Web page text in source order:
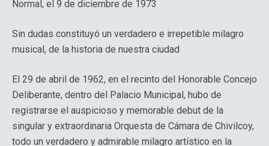
Normal, el 9 de diciembre de 1973
Sin dudas constituyó un verdadero e irrepetible milagro
musical, de la historia de nuestra ciudad
El 29 de abril de 1962, en el recinto del Honorable Concejo
Deliberante, dentro del Palacio Municipal, hubo de
registrarse el auspicioso y memorable debut de la
singular y extraordinaria Orquesta de Cámara de Chivilcoy,
todo un verdadero y admirable milagro artístico en la